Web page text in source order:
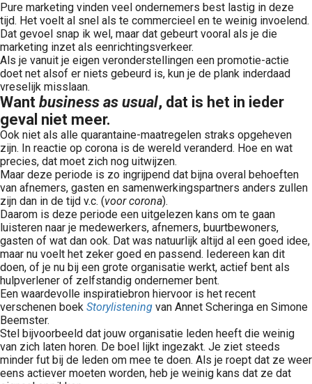
Pure marketing vinden veel ondernemers best lastig in deze
tijd. Het voelt al snel als te commercieel en te weinig invoelend.
Dat gevoel snap ik wel, maar dat gebeurt vooral als je die
marketing inzet als eenrichtingsverkeer.
Als je vanuit je eigen veronderstellingen een promotie-actie
doet net alsof er niets gebeurd is, kun je de plank inderdaad
vreselijk misslaan.
Want business as usual, dat is het in ieder
geval niet meer.
Ook niet als alle quarantaine-maatregelen straks opgeheven
zijn. In reactie op corona is de wereld veranderd. Hoe en wat
precies, dat moet zich nog uitwijzen.
Maar deze periode is zo ingrijpend dat bijna overal behoeften
van afnemers, gasten en samenwerkingspartners anders zullen
zijn dan in de tijd v.c. (voor corona).
Daarom is deze periode een uitgelezen kans om te gaan
luisteren naar je medewerkers, afnemers, buurtbewoners,
gasten of wat dan ook. Dat was natuurlijk altijd al een goed idee,
maar nu voelt het zeker goed en passend. Iedereen kan dit
doen, of je nu bij een grote organisatie werkt, actief bent als
hulpverlener of zelfstandig ondernemer bent.
Een waardevolle inspiratiebron hiervoor is het recent
verschenen boek Storylistening van Annet Scheringa en Simone
Beemster.
Stel bijvoorbeeld dat jouw organisatie leden heeft die weinig
van zich laten horen. De boel lijkt ingezakt. Je ziet steeds
minder fut bij de leden om mee te doen. Als je roept dat ze weer
eens actiever moeten worden, heb je weinig kans dat ze dat